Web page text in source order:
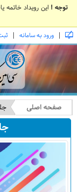
توجه ! این رویداد
| ورود به سامانه |
صفحه اصلی